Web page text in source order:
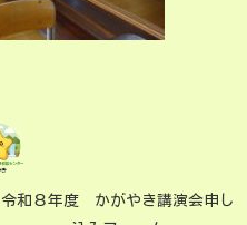
令和８年度 かがやき講演会申し